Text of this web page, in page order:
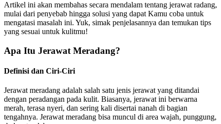
Artikel ini akan membahas secara mendalam tentang jerawat radang,
mulai dari penyebab hingga solusi yang dapat Kamu coba untuk
mengatasi masalah ini. Yuk, simak penjelasannya dan temukan tips
yang sesuai untuk kulitmu!
Apa Itu Jerawat Meradang?
Definisi dan Ciri-Ciri
Jerawat meradang adalah salah satu jenis jerawat yang ditandai
dengan peradangan pada kulit. Biasanya, jerawat ini berwarna
merah, terasa nyeri, dan sering kali disertai nanah di bagian
tengahnya. Jerawat meradang bisa muncul di area wajah, punggung,